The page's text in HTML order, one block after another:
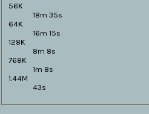
56K
18m 35s
64K
16m 15s
128K
8m 8s
768K
1m 8s
1.44M
43s